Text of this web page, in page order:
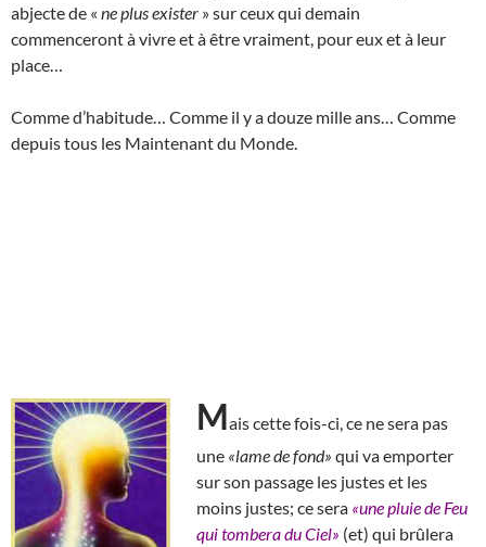
abjecte de « ne plus exister » sur ceux qui demain
commenceront à vivre et à être vraiment, pour eux et à leur
place…
Comme d’habitude… Comme il y a douze mille ans… Comme
depuis tous les Maintenant du Monde.
Mais cette fois-ci, ce ne sera pas
une «lame de fond» qui va emporter
sur son passage les justes et les
moins justes; ce sera «une pluie de Feu
qui tombera du Ciel» (et) qui brûlera